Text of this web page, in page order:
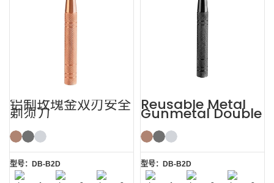
铝制玫瑰金双刃安全
剃须刀
型号：DB-B2D
Reusable Metal
Gunmetal Double
Edge Mens Safety
Razor
型号：DB-B2D